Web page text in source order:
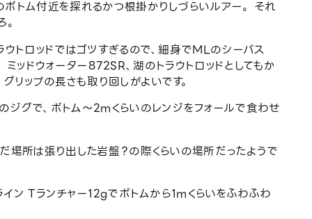
トム付近を探れるかつ根掛かりしづらいルアー。 それ
トロッドではゴツすぎるので、細身でMLのシーバス
ッドウォーター872SR、湖のトラウトロッドとしてもか
リップの長さも取り回しがよいです。
グで、ボトム〜2mくらいのレンジをフォールで食わせ
場所は張り出した岩盤？の際くらいの場所だったようで
ン Tランチャー12gでボトムから1mくらいをふわふわ